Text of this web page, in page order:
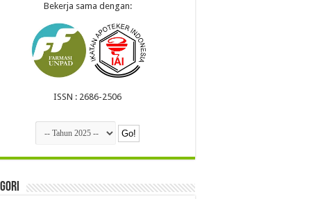
Bekerja sama dengan:
ISSN : 2686-2506